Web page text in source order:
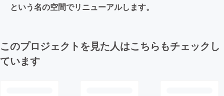
という名の空間でリニューアルします。
このプロジェクトを見た人はこちらもチェックし
ています